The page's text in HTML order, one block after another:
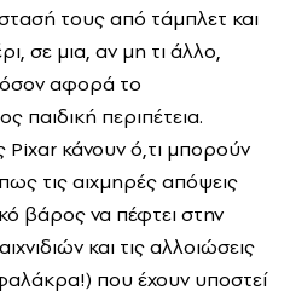
τους από τάμπλετ και
σε μια, αν μη τι άλλο,
όσον αφορά το
παιδική περιπέτεια.
Pixar κάνουν ό,τι μπορούν
τις αιχμηρές απόψεις
βάρος να πέφτει στην
και τις αλλοιώσεις
φαλάκρα!) που έχουν υποστεί